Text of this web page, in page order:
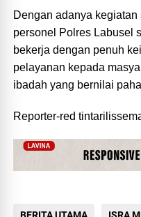
Dengan adanya
personel Polres Labusel
bekerja dengan penuh
pelayanan kepada
ibadah yang bernilai
Reporter-red